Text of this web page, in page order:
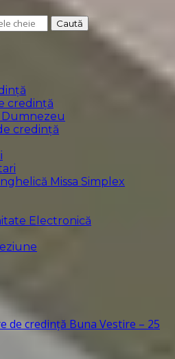
credință
credință
Missa Simplex
Electronică
de credință Buna Vestire – 25